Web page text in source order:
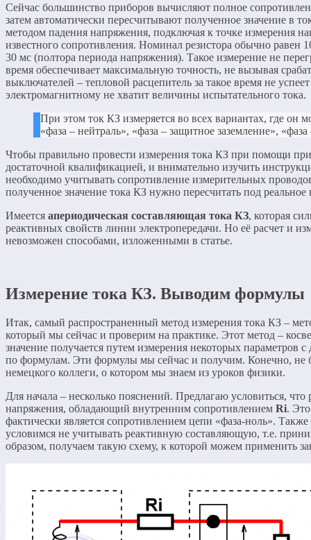
Сейчас большинство приборов вычисляют полное
затем автоматически пересчитывают полученное значение в
методом падения напряжения, подключая к точке измерения
известного сопротивления. Номинал резистора обычно равен
30 мс (полтора периода напряжения). Такое измерение не
время обеспечивает максимальную точность, не вызывая
выключателей – тепловой расцепитель за такое время не успеет
электромагнитному не хватит величины испытательного тока.
При этом ток КЗ измеряется во всех вариантах, где он
«фаза – нейтраль», «фаза – защитное заземление», «фаза
Чтобы правильно провести измерения тока КЗ при помощи
достаточной квалификацией, и внимательно изучить
необходимо учитывать сопротивление измерительных
полученное значение тока КЗ нужно пересчитать под
Имеется апериодическая составляющая тока КЗ, которая
реактивных свойств линии электропередачи. Но её расчет и
невозможен способами, изложенными в статье.
Измерение тока КЗ. Выводим формулы
Итак, самый распространенный метод измерения тока КЗ –
который мы сейчас и проверим на практике. Этот метод –
значение получается путем измерения некоторых параметров
по формулам. Эти формулы мы сейчас и получим. Конечно, не
немецкого коллеги, о котором мы знаем из уроков физики.
Для начала – несколько пояснений. Предлагаю условиться, что
напряжения, обладающий внутренним сопротивлением Ri.
фактически является сопротивлением цепи «фаза-ноль».
условимся не учитывать реактивную составляющую, т.е.
образом, получаем такую схему, к которой можем применить